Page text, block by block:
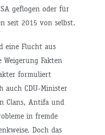
geflogen oder für
seit 2015 von selbst.
eine Flucht aus
Fakten
formuliert
auch CDU-Minister
Clans, Antifa und
in fremde
Doch das